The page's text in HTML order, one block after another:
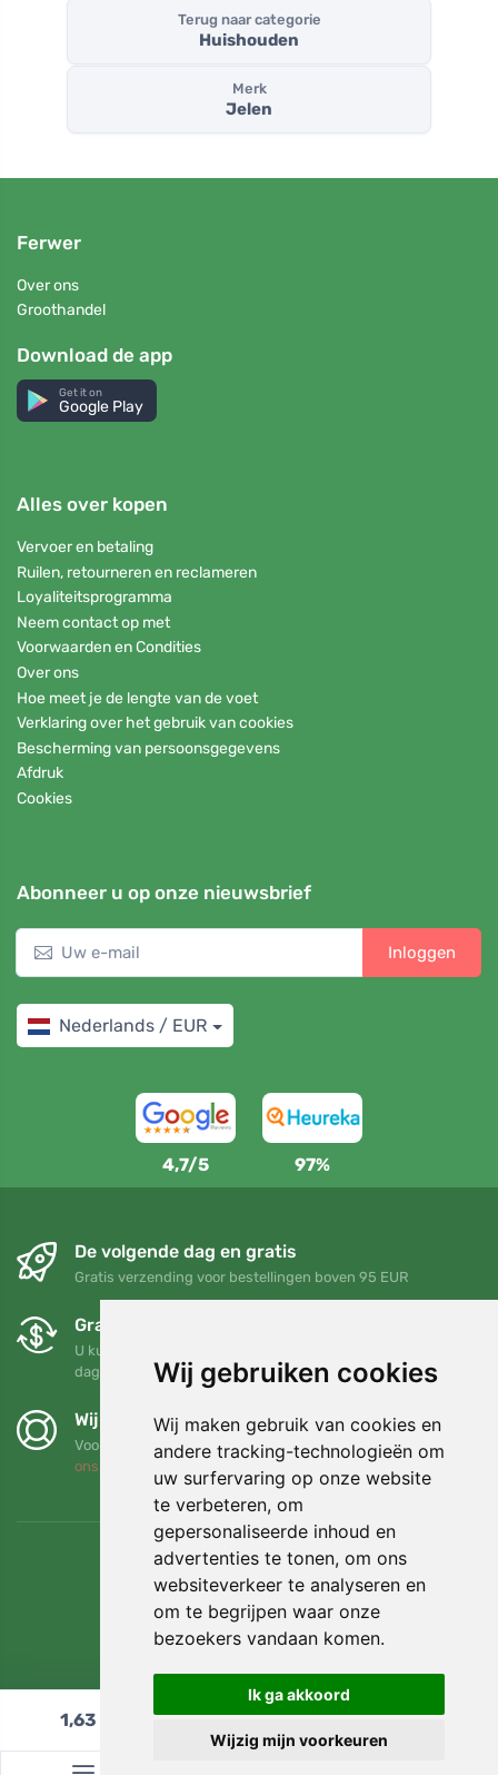
Wij gebruiken cookies
Wij maken gebruik van cookies en
andere tracking-technologieën om
uw surfervaring op onze website
te verbeteren, om
gepersonaliseerde inhoud en
advertenties te tonen, om ons
websiteverkeer te analyseren en
om te begrijpen waar onze
bezoekers vandaan komen.
Ik ga akkoord
Wijzig mijn voorkeuren
Terug naar categorie
Huishouden
Merk
Jelen
Ferwer
Over ons
Groothandel
Download de app
Get it on
Google Play
Alles over kopen
Vervoer en betaling
Ruilen, retourneren en reclameren
Loyaliteitsprogramma
Neem contact op met
Voorwaarden en Condities
Over ons
Hoe meet je de lengte van de voet
Verklaring over het gebruik van cookies
Bescherming van persoonsgegevens
Afdruk
Cookies
Abonneer u op onze nieuwsbrief
Inloggen
Nederlands / EUR
4,7/5 97%
De volgende dag en gratis
Gratis verzending voor bestellingen boven 95 EUR
Gratis ruilen en retourneren
U kunt uw bestelling op elk gewenst moment binnen 90
dagen retourneren of ruilen
Wij steunen Trees.org
Voor elke bestelling planten we een boom! Lees meer Over
ons
1,63 In winkelwagen